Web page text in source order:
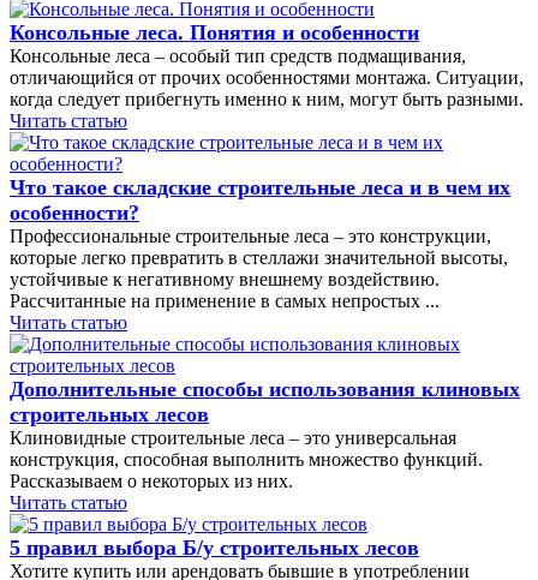
Консольные леса. Понятия и особенности
Консольные леса – особый тип средств подмащивания,
отличающийся от прочих особенностями монтажа. Ситуации,
когда следует прибегнуть именно к ним, могут быть разными.
Читать статью
Что такое складские строительные леса и в чем их
особенности?
Профессиональные строительные леса – это конструкции,
которые легко превратить в стеллажи значительной высоты,
устойчивые к негативному внешнему воздействию.
Рассчитанные на применение в самых непростых ...
Читать статью
Дополнительные способы использования клиновых
строительных лесов
Клиновидные строительные леса – это универсальная
конструкция, способная выполнить множество функций.
Рассказываем о некоторых из них.
Читать статью
5 правил выбора Б/у строительных лесов
Хотите купить или арендовать бывшие в употреблении